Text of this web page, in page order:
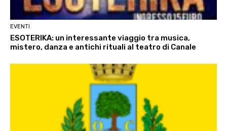
EVENTI
ESOTERIKA: un interessante viaggio tra musica,
mistero, danza e antichi rituali al teatro di Canale